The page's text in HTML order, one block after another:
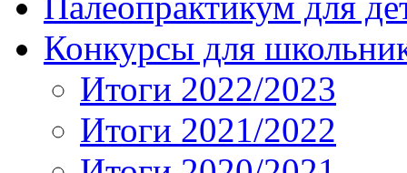
Конкурсы для
Итоги 2022/2023
Итоги 2021/2022